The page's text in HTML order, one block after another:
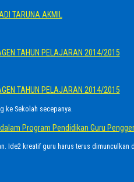
TARUNA AKMIL
TAHUN PELAJARAN 2014/2015
TAHUN PELAJARAN 2014/2015
ke Sekolah secepanya.
Program Pendidikan Guru
Ide2 kreatif guru harus terus dimunculkan